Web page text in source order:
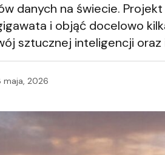
danych na świecie.
i objąć docelowo
sztucznej inteligencji
maja, 2026